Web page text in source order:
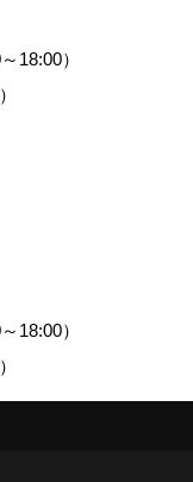
～18:00）
～18:00）